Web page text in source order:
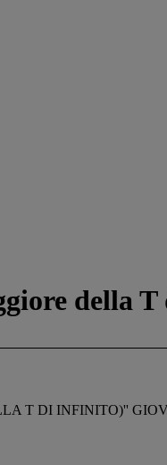
della
T DI INFINITO)''